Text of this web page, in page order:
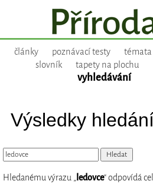
články poznávací testy témata
slovník
tapety na plochu
vyhledávání
Výsledky
Hledanému výrazu „ledovce“ odpovídá